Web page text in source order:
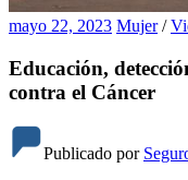
mayo 22, 2023 Mujer/
Educación,
contra el Cáncer
Publicado por